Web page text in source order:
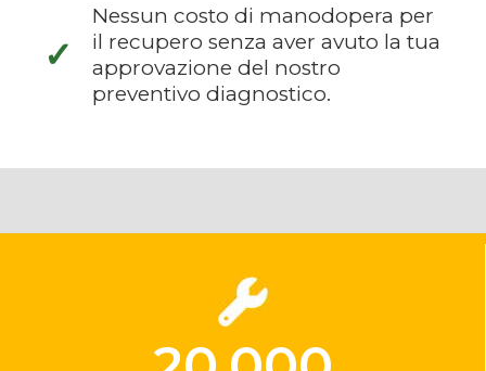
✓
Nessun costo di manodopera per
il recupero senza aver avuto la tua
approvazione del nostro
preventivo diagnostico.